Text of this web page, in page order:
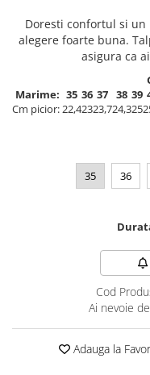
Doresti confortul si un
alegere foarte buna.
asigura ca
Marime: 35 36 37 38 39
Cm picior:22,42323,724,325
35 36
Cod
Ai nevoie
Adauga la